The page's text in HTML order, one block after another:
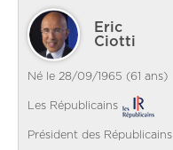
Eric
Ciotti
Né le 28/09/1965 (61 ans)
Les Républicains
Président des Républicains